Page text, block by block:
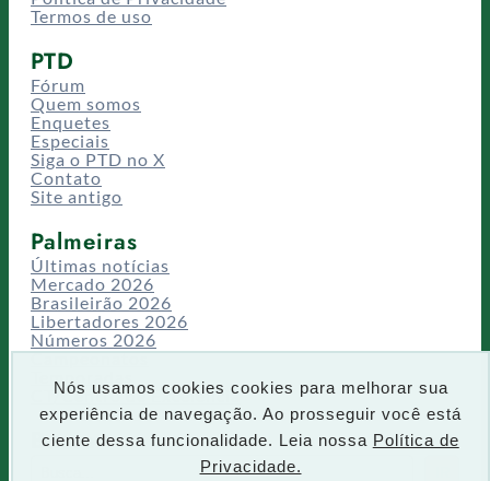
Nós usamos cookies cookies para melhorar sua
experiência de navegação. Ao prosseguir você está
ciente dessa funcionalidade. Leia nossa Política de
Privacidade.
Termos de uso
PTD
Fórum
Quem somos
Enquetes
Especiais
Siga o PTD no X
Contato
Site antigo
Palmeiras
Últimas notícias
Mercado 2026
Brasileirão 2026
Libertadores 2026
Números 2026
Campeonatos
CT/Centro de Excelência
Busca
P